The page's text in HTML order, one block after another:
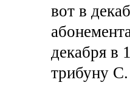
вот в
декабря в
трибуну С.